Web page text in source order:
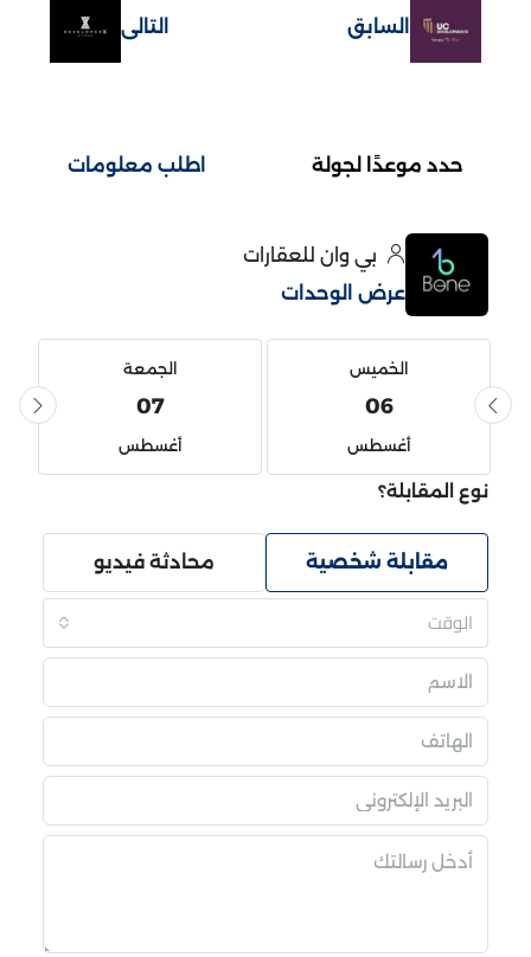
السابق التالى
حدد موعدًا لجولة اطلب معلومات
بي وان للعقارات
عرض الوحدات
الخميس
06
أغسطس
الجمعة
07
أغسطس
نوع المقابلة؟
مقابلة شخصية محادثة فيديو
الوقت